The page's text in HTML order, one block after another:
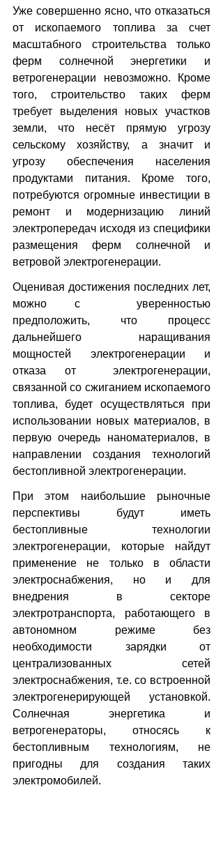
Уже совершенно ясно, что отказаться
от ископаемого топлива за счет
масштабного строительства только
ферм солнечной энергетики и
ветрогенерации невозможно. Кроме
того, строительство таких ферм
требует выделения новых участков
земли, что несёт прямую угрозу
сельскому хозяйству, а значит и
угрозу обеспечения населения
продуктами питания. Кроме того,
потребуются огромные инвестиции в
ремонт и модернизацию линий
электропередач исходя из специфики
размещения ферм солнечной и
ветровой электрогенерации.
Оценивая достижения последних лет,
можно с  уверенностью
предположить, что процесс
дальнейшего наращивания
мощностей электрогенерации и
отказа от  электрогенерации,
связанной со сжиганием ископаемого
топлива, будет осуществляться при
использовании новых материалов, в
первую очередь наноматериалов, в
направлении создания технологий
бестопливной электрогенерации.
При этом наибольшие рыночные
перспективы будут иметь
бестопливные технологии
электрогенерации, которые найдут
применение не только в области
электроснабжения, но и для
внедрения в секторе
электротранспорта, работающего в
автономном режиме без
необходимости зарядки от
централизованных сетей
электроснабжения, т.е. со встроенной
электрогенерирующей установкой.
Солнечная энергетика и
ветрогенераторы, относясь к
бестопливным технологиям, не
пригодны для создания таких
электромобилей.